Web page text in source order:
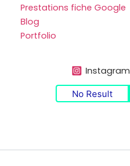
Prestations fiche Google
Blog
Portfolio
Instagram
No Result